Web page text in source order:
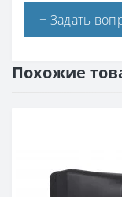
+ Задать
Похожие